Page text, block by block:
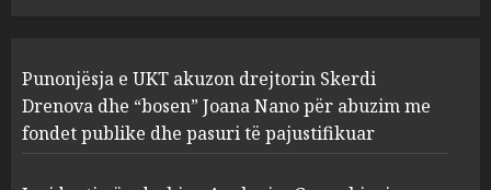
2
Apolonia- Gramshi, nis
procedim penal për Koço
Kokëdhimën (VIDEO)
MARCH 27, 2025
Punonjësja e UKT akuzon drejtorin Skerdi
Drenova dhe “bosen” Joana Nano për abuzim me
fondet publike dhe pasuri të pajustifikuar